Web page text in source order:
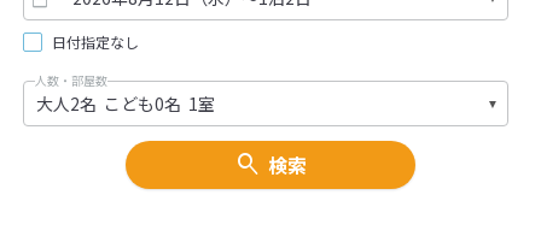
日付指定なし
人数・部屋数
検索